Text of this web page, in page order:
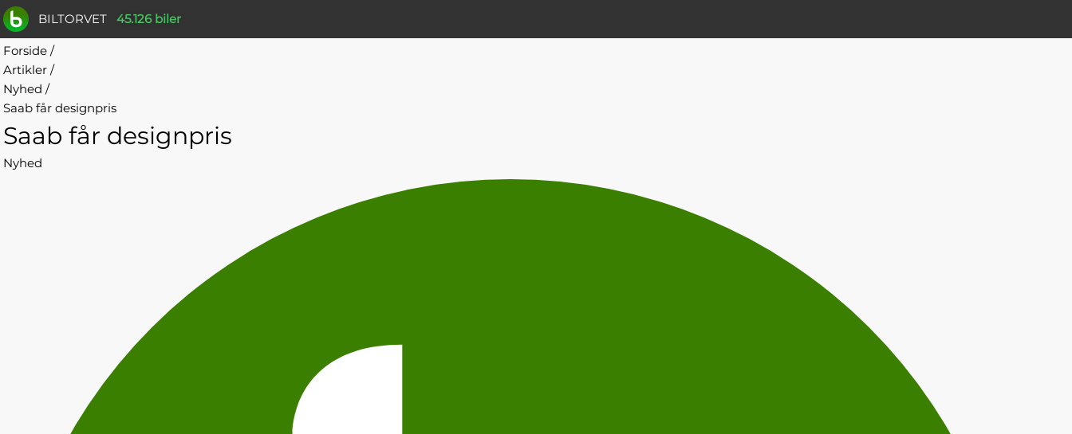
BILTORVET 45.126 biler
Forside /
Artikler /
Nyhed /
Saab får designpris
Saab får designpris
Nyhed